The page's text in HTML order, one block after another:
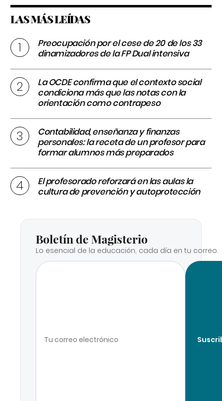
LAS MÁS LEÍDAS
Preocupación por el cese de 20 de los 33
dinamizadores de la FP Dual intensiva
La OCDE confirma que el contexto social
condiciona más que las notas con la
orientación como contrapeso
Contabilidad, enseñanza y finanzas
personales: la receta de un profesor para
formar alumnos más preparados
El profesorado reforzará en las aulas la
cultura de prevención y autoprotección
Boletín de Magisterio
Lo esencial de la educación, cada día en tu correo.